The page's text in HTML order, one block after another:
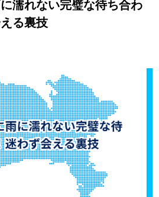
濡れない完璧な待ち合わ
る裏技